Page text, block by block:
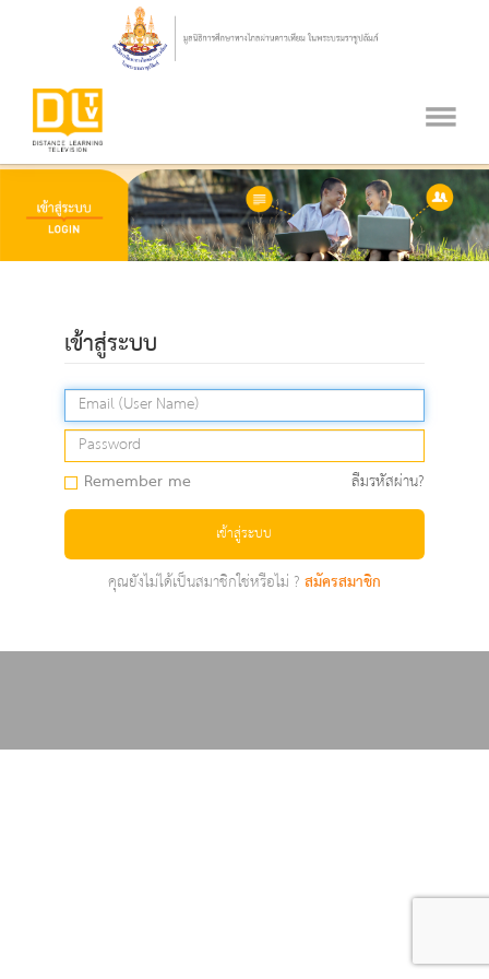
เข้าสู่ระบบ
Remember me ลืมรหัสผ่าน?
เข้าสู่ระบบ
คุณยังไม่ได้เป็นสมาชิกใช่หรือไม่ ?สมัครสมาชิก